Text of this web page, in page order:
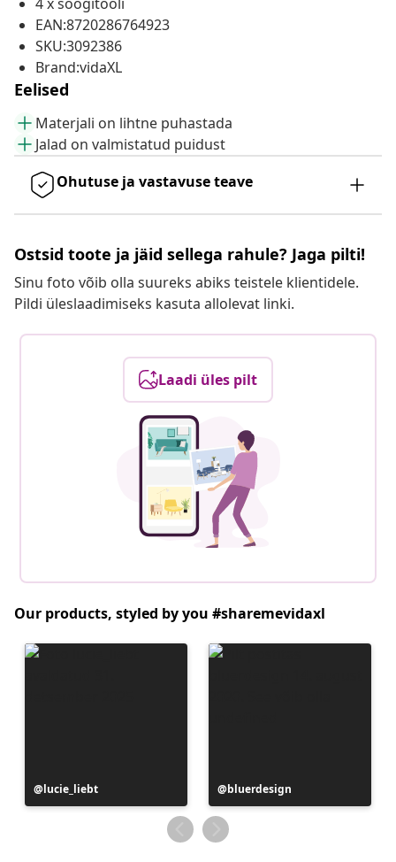
EAN:8720286764923
SKU:3092386
Brand:vidaXL
Eelised
Materjali on lihtne puhastada
Jalad on valmistatud puidust
Ohutuse ja vastavuse teave
Ostsid toote ja jäid sellega rahule? Jaga pilti!
Sinu foto võib olla suureks abiks teistele klientidele.
Pildi üleslaadimiseks kasuta allolevat linki.
Laadi üles pilt
Our products, styled by you #sharemevidaxl
Postitus
avaldatud
lucie_liebt
Postitus
avaldatud
bluerdesign